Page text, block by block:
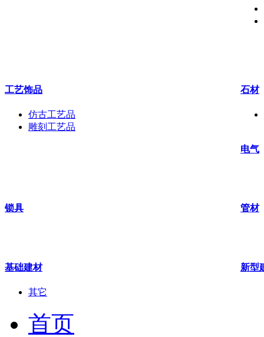
工艺饰品
仿古工艺品
雕刻工艺品
石材
电气
锁具 管材
基础建材
其它
新型
首页